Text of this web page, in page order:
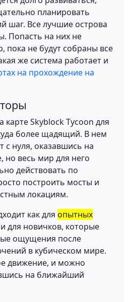
планировать
шаг. Все лучшие острова
Попасть на них не
пока не будут собраны все
же система работает и
на прохождение на
Skyblock Tycoon для
более щадящий. В нем
с нуля, оказавшись на
но весь мир для него
действовать по
построить мосты и
локациям.
как для опытных
и для новичков, которые
ощущения после
в кубическом мире.
движение, и можно
на ближайший